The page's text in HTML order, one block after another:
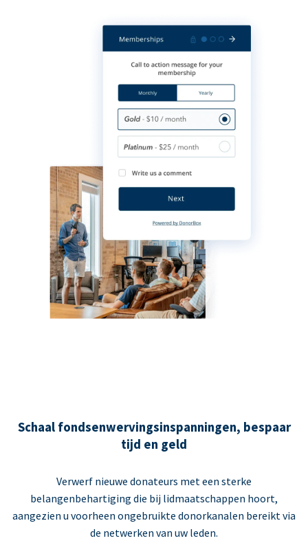
Schaal fondsenwervingsinspanningen, bespaar
tijd en geld
Verwerf nieuwe donateurs met een sterke
belangenbehartiging die bij lidmaatschappen hoort,
aangezien u voorheen ongebruikte donorkanalen bereikt via
de netwerken van uw leden.